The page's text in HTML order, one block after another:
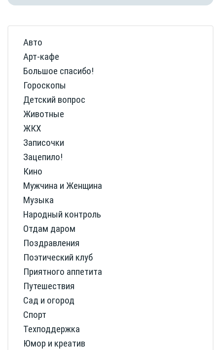
Авто
Арт-кафе
Большое спасибо!
Гороскопы
Детский вопрос
Животные
ЖКХ
Записочки
Зацепило!
Кино
Мужчина и Женщина
Музыка
Народный контроль
Отдам даром
Поздравления
Поэтический клуб
Приятного аппетита
Путешествия
Сад и огород
Спорт
Техподдержка
Юмор и креатив